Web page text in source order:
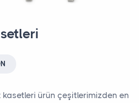
kasetleri ürün çeşitlerimizden en